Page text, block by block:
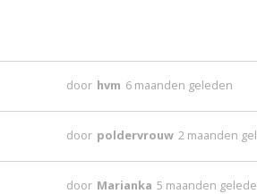
door hvm 6 maanden geleden
door poldervrouw 2 maanden
door Marianka 5 maanden